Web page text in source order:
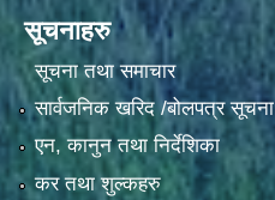
सूचनाहरु
सूचना तथा समाचार
सार्वजनिक खरिद /बोलपत्र सूचना
एन, कानुन तथा निर्देशिका
कर तथा शुल्कहरु